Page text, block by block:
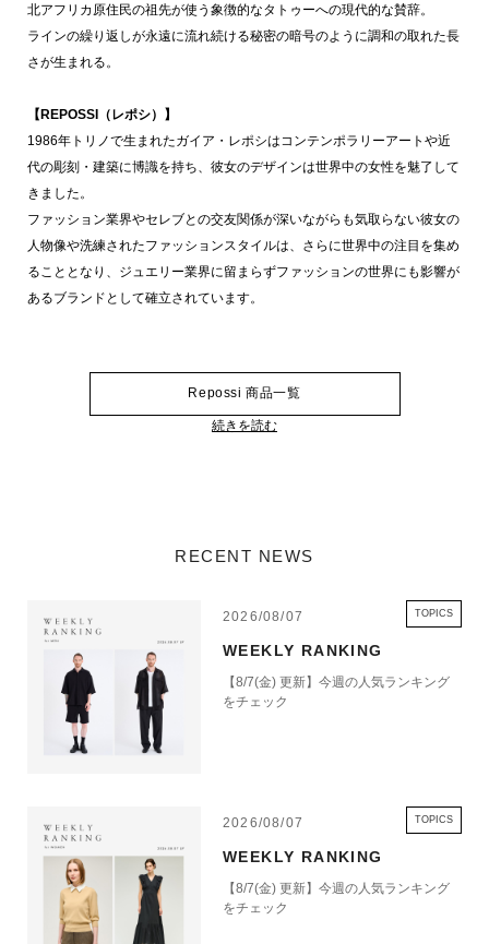
北アフリカ原住民の祖先が使う象徴的なタトゥーへの現代的な賛辞。
ラインの繰り返しが永遠に流れ続ける秘密の暗号のように調和の取れた長
さが生まれる。
【REPOSSI（レポシ）】
1986年トリノで生まれたガイア・レポシはコンテンポラリーアートや近
代の彫刻・建築に博識を持ち、彼女のデザインは世界中の女性を魅了して
きました。
ファッション業界やセレブとの交友関係が深いながらも気取らない彼女の
人物像や洗練されたファッションスタイルは、さらに世界中の注目を集め
ることとなり、ジュエリー業界に留まらずファッションの世界にも影響が
あるブランドとして確立されています。
Repossi 商品一覧
続きを読む
RECENT NEWS
2026/08/07 TOPICS
WEEKLY RANKING
【8/7(金) 更新】今週の人気ランキング
をチェック
2026/08/07 TOPICS
WEEKLY RANKING
【8/7(金) 更新】今週の人気ランキング
をチェック